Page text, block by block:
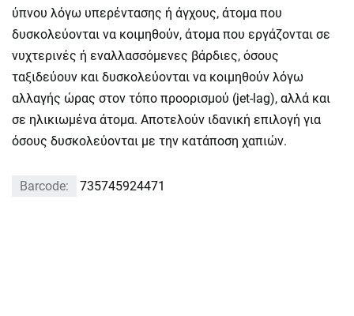
ύπνου λόγω υπερέντασης ή άγχους, άτομα που
δυσκολεύονται να κοιμηθούν, άτομα που εργάζονται σε
νυχτερινές ή εναλλασσόμενες βάρδιες, όσους
ταξιδεύουν και δυσκολεύονται να κοιμηθούν λόγω
αλλαγής ώρας στον τόπο προορισμού (jet-lag), αλλά και
σε ηλικιωμένα άτομα. Αποτελούν ιδανική επιλογή για
όσους δυσκολεύονται με την κατάποση χαπιών.
Barcode: 735745924471